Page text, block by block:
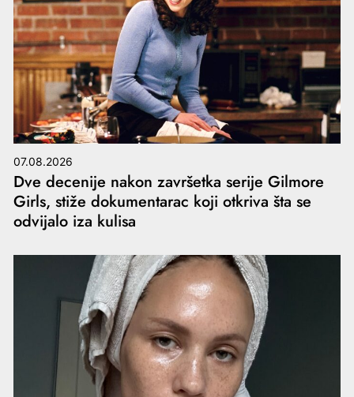
07.08.2026
Dve decenije nakon završetka serije Gilmore
Girls, stiže dokumentarac koji otkriva šta se
odvijalo iza kulisa